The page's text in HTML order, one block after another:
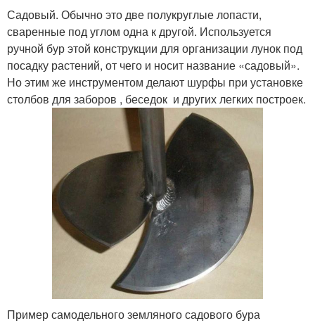
Садовый. Обычно это две полукруглые лопасти,
сваренные под углом одна к другой. Используется
ручной бур этой конструкции для организации лунок под
посадку растений, от чего и носит название «садовый».
Но этим же инструментом делают шурфы при установке
столбов для заборов , беседок и других легких построек.
Пример самодельного земляного садового бура